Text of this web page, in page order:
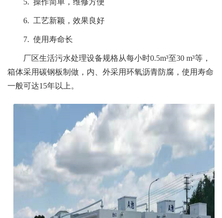
5. 操作简单，维修方便
6. 工艺新颖，效果良好
7. 使用寿命长
厂区生活污水处理设备规格从每小时0.5m³至30 m³等，
箱体采用碳钢板制做，内、外采用环氧沥青防腐，使用寿命
一般可达15年以上。